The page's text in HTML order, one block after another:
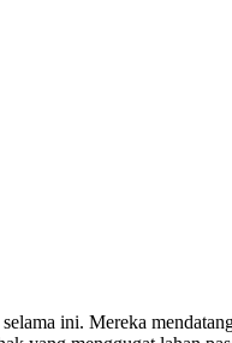
ini. Mereka